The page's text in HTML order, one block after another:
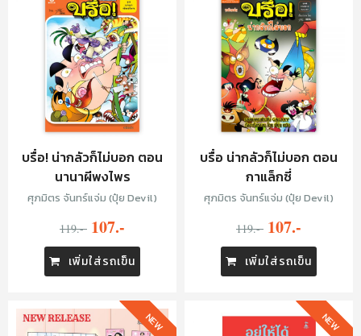
บรื๋อ! น่ากลัวก็ไม่บอก ตอน
นานาผีพงไพร
ศุภมิตร จันทร์แจ่ม (ปุ๋ย Devil)
119.- 107.-
เพิ่มใส่รถเข็น
บรื๋อ น่ากลัวก็ไม่บอก ตอน
กาแล็กซี่
ศุภมิตร จันทร์แจ่ม (ปุ๋ย Devil)
119.- 107.-
เพิ่มใส่รถเข็น
NEW NEW